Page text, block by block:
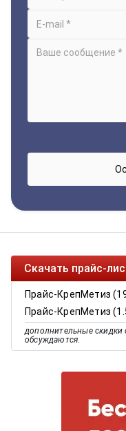
Скачать прайс-
Прайс-КрепМетиз
Прайс-КрепМетиз
дополнительные скидки
обсуждаются.